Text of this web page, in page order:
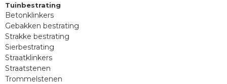
Tuinbestrating
Betonklinkers
Gebakken bestrating
Strakke bestrating
Sierbestrating
Straatklinkers
Straatstenen
Trommelstenen